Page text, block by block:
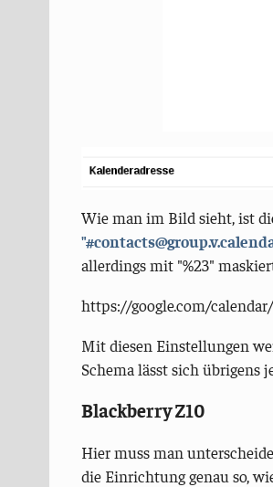
Wie man im Bild sieht, ist
allerdings mit "%23"
https://google.com/
Mit diesen Einstellungen
Schema lässt sich übrigens
Blackberry Z10
Hier muss man
die Einrichtung genau so,